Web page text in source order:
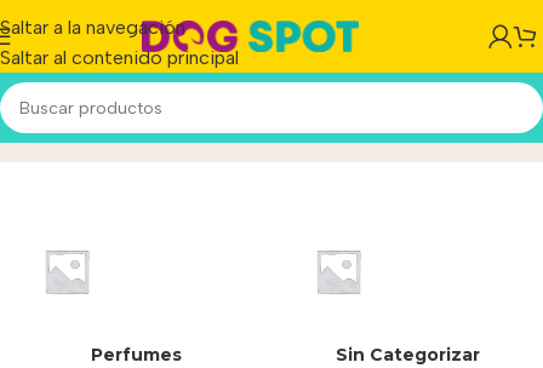
Saltar a la navegación
Saltar al contenido principal
PelotaInicio/Producto
Perfumes Sin Categorizar